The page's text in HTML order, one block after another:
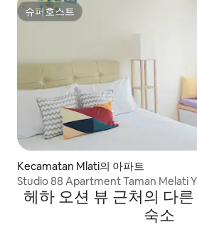
슈퍼호스트
슈퍼호스트
Kecamatan Mlati의 아파트
Studio 88 Apartment Taman Melati
헤하 오션 뷰 근처의 다
숙소